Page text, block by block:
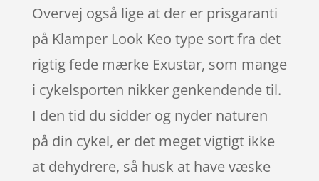
Overvej også lige at der er prisgaranti
på Klamper Look Keo type sort fra det
rigtig fede mærke Exustar, som mange
i cykelsporten nikker genkendende til.
I den tid du sidder og nyder naturen
på din cykel, er det meget vigtigt ikke
at dehydrere, så husk at have væske